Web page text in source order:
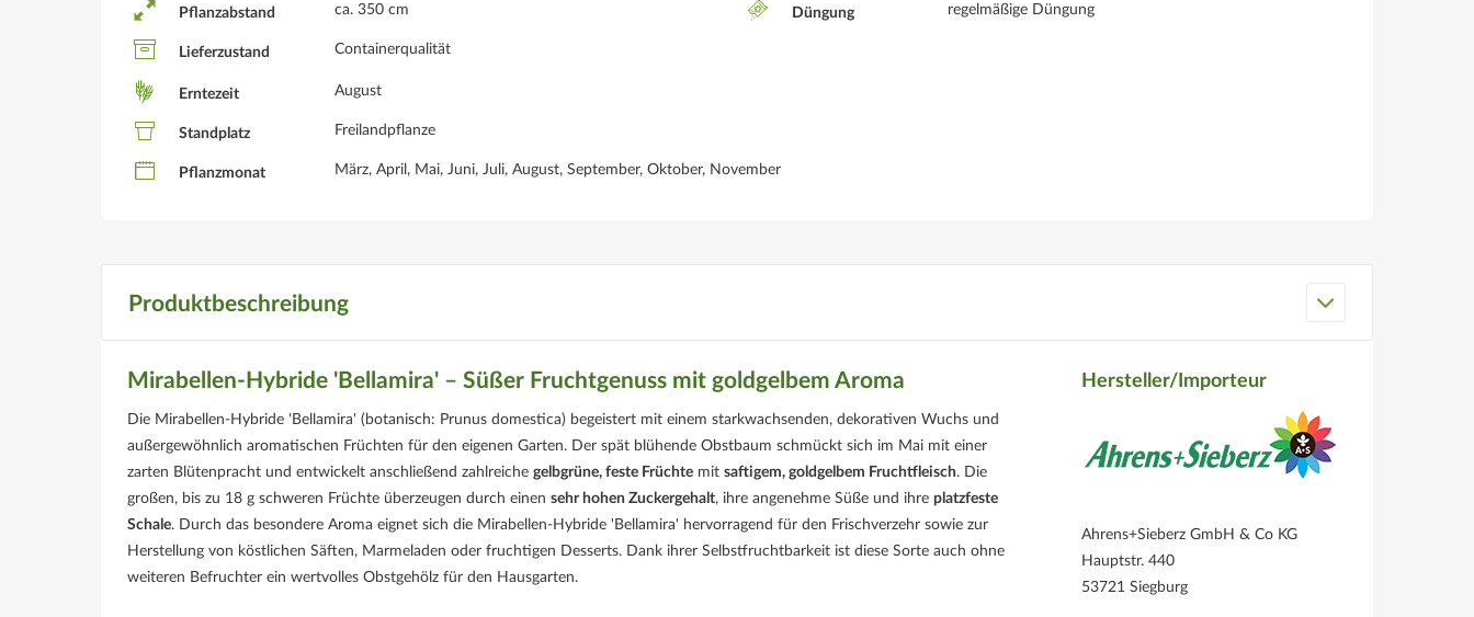
Pflanzabstand ca. 350 cm Düngung regelmäßige Düngung
Lieferzustand Containerqualität
Erntezeit August
Standplatz Freilandpflanze
Pflanzmonat März, April, Mai, Juni, Juli, August, September, Oktober, November
Produktbeschreibung
Mirabellen-Hybride 'Bellamira' – Süßer Fruchtgenuss mit goldgelbem Aroma
Die Mirabellen-Hybride 'Bellamira' (botanisch: Prunus domestica) begeistert mit einem starkwachsenden, dekorativen Wuchs und
außergewöhnlich aromatischen Früchten für den eigenen Garten. Der spät blühende Obstbaum schmückt sich im Mai mit einer
zarten Blütenpracht und entwickelt anschließend zahlreiche gelbgrüne, feste Früchte mit saftigem, goldgelbem Fruchtfleisch. Die
großen, bis zu 18 g schweren Früchte überzeugen durch einen sehr hohen Zuckergehalt, ihre angenehme Süße und ihre platzfeste
Schale. Durch das besondere Aroma eignet sich die Mirabellen-Hybride 'Bellamira' hervorragend für den Frischverzehr sowie zur
Herstellung von köstlichen Säften, Marmeladen oder fruchtigen Desserts. Dank ihrer Selbstfruchtbarkeit ist diese Sorte auch ohne
weiteren Befruchter ein wertvolles Obstgehölz für den Hausgarten.
Hersteller/Importeur
Ahrens+Sieberz GmbH & Co KG
Hauptstr. 440
53721 Siegburg